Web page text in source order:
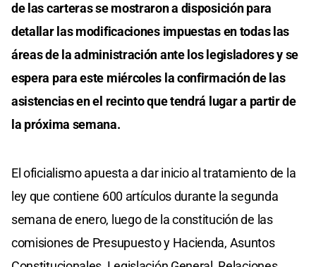
de las carteras se mostraron a disposición para
detallar las modificaciones impuestas en todas las
áreas de la administración ante los legisladores y se
espera para este miércoles la confirmación de las
asistencias en el recinto que tendrá lugar a partir de
la próxima semana.
El oficialismo apuesta a dar inicio al tratamiento de la
ley que contiene 600 artículos durante la segunda
semana de enero, luego de la constitución de las
comisiones de Presupuesto y Hacienda, Asuntos